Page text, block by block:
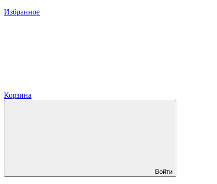
Избранное
Корзина
Войти